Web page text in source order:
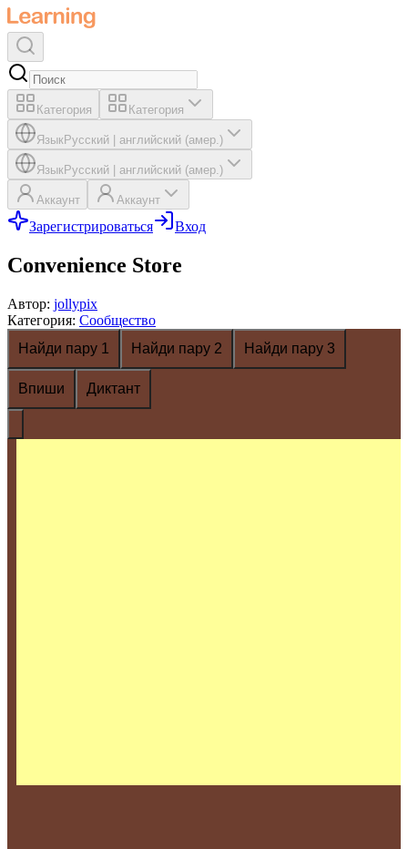
Категория Категория
ЯзыкРусский английский (амер.)
ЯзыкРусский английский (амер.)
Аккаунт Аккаунт
Зарегистрироваться Вход
Convenience Store
Автор: jollypix
Категория: Сообщество
Найди пару 1
Найди пару 2 Найди пару 3
Впиши Диктант